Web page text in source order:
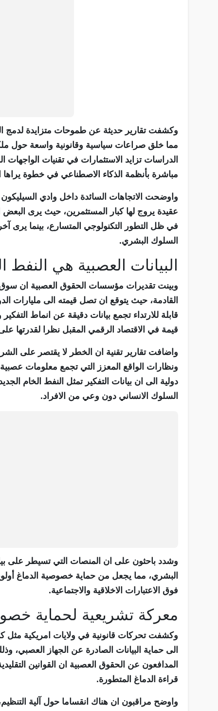
وكشفت تقارير حديثة عن طموحات متزايدة لدمج
مما خلق صراعات سياسية وقانونية واسعة حول
الدراسات تزايد الاستثمارات في تقنيات
مباشرة بأنظمة الذكاء الاصطناعي في خطوة يراها
واوضحت الاتجاهات السائدة داخل وادي
عقيدة يروج لها كبار المستثمرين، حيث يرى البعض
في ظل التطور التكنولوجي المتسارع، بينما يرى
السلوك البشري.
البيانات العصبية هي النفط
وبينت تقديرات مؤسسات الحقوق العصبية ان سوق
القادمة، حيث يتوقع ان تصل قيمته الى
قابلة للارتداء تجمع بيانات دقيقة عن انماط
قيمة في الاقتصاد الرقمي المقبل نظرا لقدرتها
واضافت تقارير تقنية ان الخطر لا يقتصر على
ونظارات الواقع المعزز التي تجمع معلومات
دولية الى ان بيانات التفكير تمثل النفط الخام
السلوك الانساني دون وعي من الافراد.
وشدد باحثون على ان المنصات التي تسيطر على
البشري، مما يجعل من حماية خصوصية الدماغ
فوق الاعتبارات الاخلاقية والاجتماعية.
معركة تشريعية لحماية
وكشفت تحركات قانونية في ولايات امريكية مثل
الى حماية البيانات الصادرة عن الجهاز العصبي،
المدافعون عن الحقوق العصبية ان القوانين
قراءة الدماغ المتطورة.
واوضح مراقبون ان هناك انقساما حول آلية